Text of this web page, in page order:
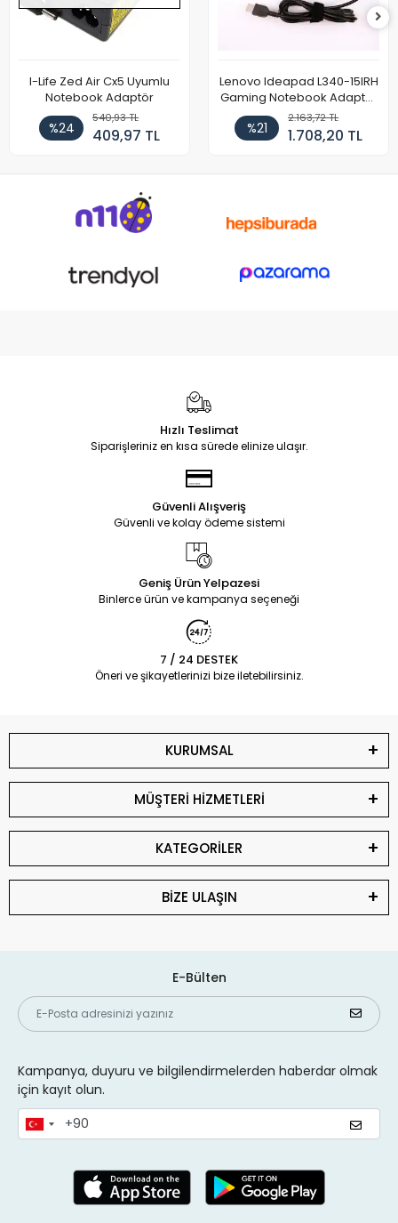
I-Life Zed Air Cx5 Uyumlu
Notebook Adaptör
%24
540,93 TL
409,97 TL
Lenovo Ideapad L340-15IRH
Gaming Notebook Adaptör
Cihazı Şarj Aleti (150W)
%21
2.163,72 TL
1.708,20 TL
Hızlı Teslimat
Siparişleriniz en kısa sürede elinize ulaşır.
Güvenli Alışveriş
Güvenli ve kolay ödeme sistemi
Geniş Ürün Yelpazesi
Binlerce ürün ve kampanya seçeneği
7 / 24 DESTEK
Öneri ve şikayetlerinizi bize iletebilirsiniz.
KURUMSAL
MÜŞTERİ HİZMETLERİ
KATEGORİLER
BİZE ULAŞIN
E-Bülten
Kampanya, duyuru ve bilgilendirmelerden haberdar olmak
için kayıt olun.